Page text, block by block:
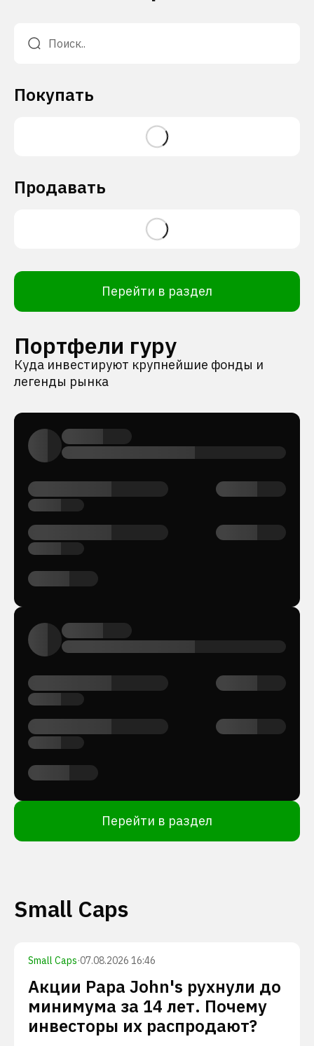
Покупать
Продавать
Перейти в раздел
Портфели гуру
Куда инвестируют крупнейшие фонды и
легенды рынка
Перейти в раздел
Small Caps
Small Caps·07.08.2026 16:46
Акции Papa John's рухнули до
минимума за 14 лет. Почему
инвесторы их распродают?